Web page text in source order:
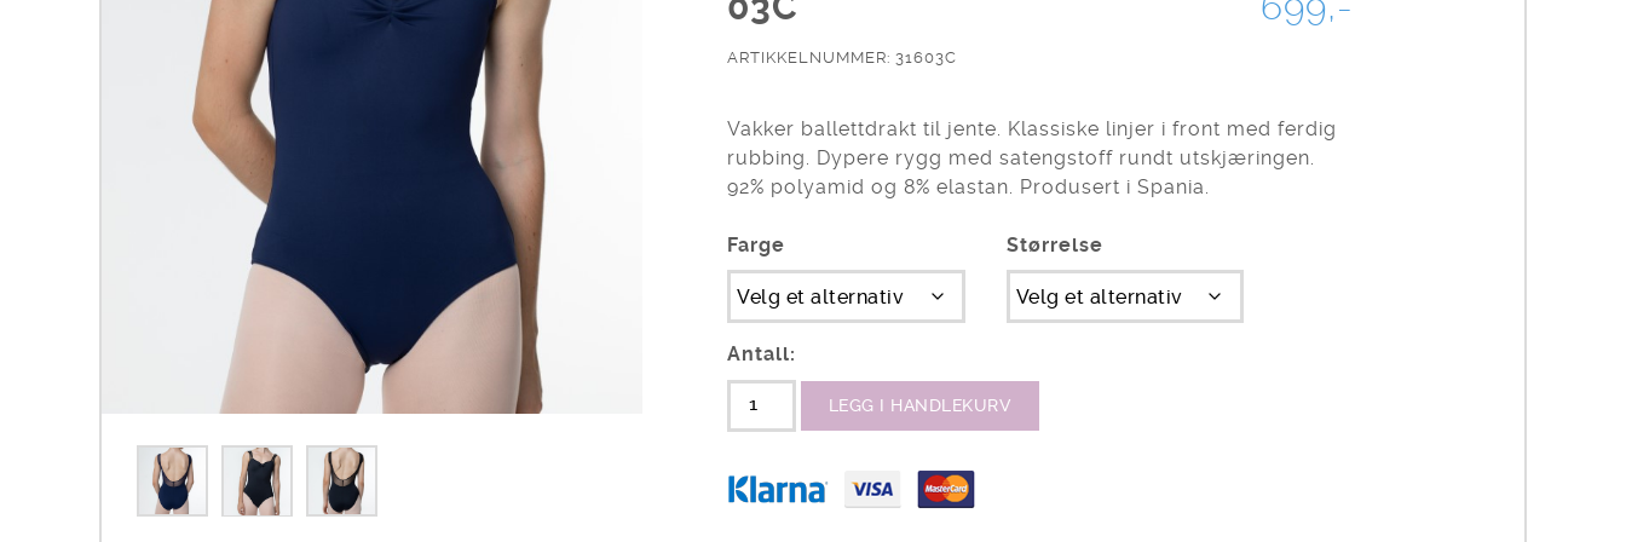
ARTIKKELNUMMER: 31603C
Vakker ballettdrakt til jente. Klassiske linjer i front med ferdig
rubbing. Dypere rygg med satengstoff rundt utskjæringen.
92% polyamid og 8% elastan. Produsert i Spania.
Farge Størrelse
Antall:
LEGG I HANDLEKURV